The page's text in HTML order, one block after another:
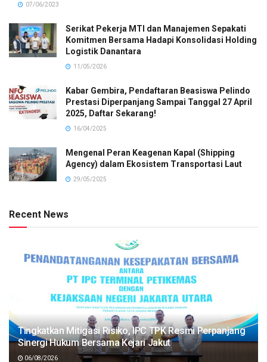
07/06/2023
Serikat Pekerja MTI dan Manajemen Sepakati
Komitmen Bersama Hadapi Konsolidasi Holding
Logistik Danantara
11/05/2026
Kabar Gembira, Pendaftaran Beasiswa Pelindo
Prestasi Diperpanjang Sampai Tanggal 27 April
2025, Daftar Sekarang!
16/04/2025
Mengenal Peran Keagenan Kapal (Shipping
Agency) dalam Ekosistem Transportasi Laut
29/05/2025
Recent News
Tingkatkan Mitigasi Risiko, IPC TPK Resmi Perpanjang
Sinergi Hukum Bersama Kejari Jakut
06/08/2026